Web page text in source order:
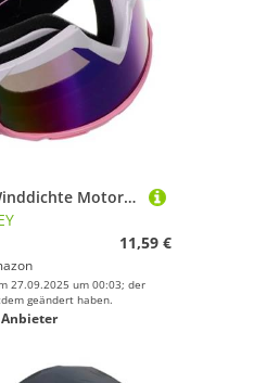
TOBBOMEY Winddichte Motorrad und Skibrille Unisex Schutzbrille gegen Staub und Wind für Outdoor Sportarten Wie Snowboarden Dirt Biking Atv und Skifahren Schutzbrille für Jugendliche
11,59 €
27.09.2025 um 00:03; der
geändert haben.